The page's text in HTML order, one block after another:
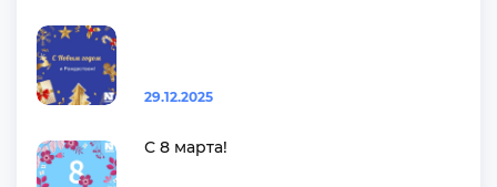
29.12.2025
С 8 марта!